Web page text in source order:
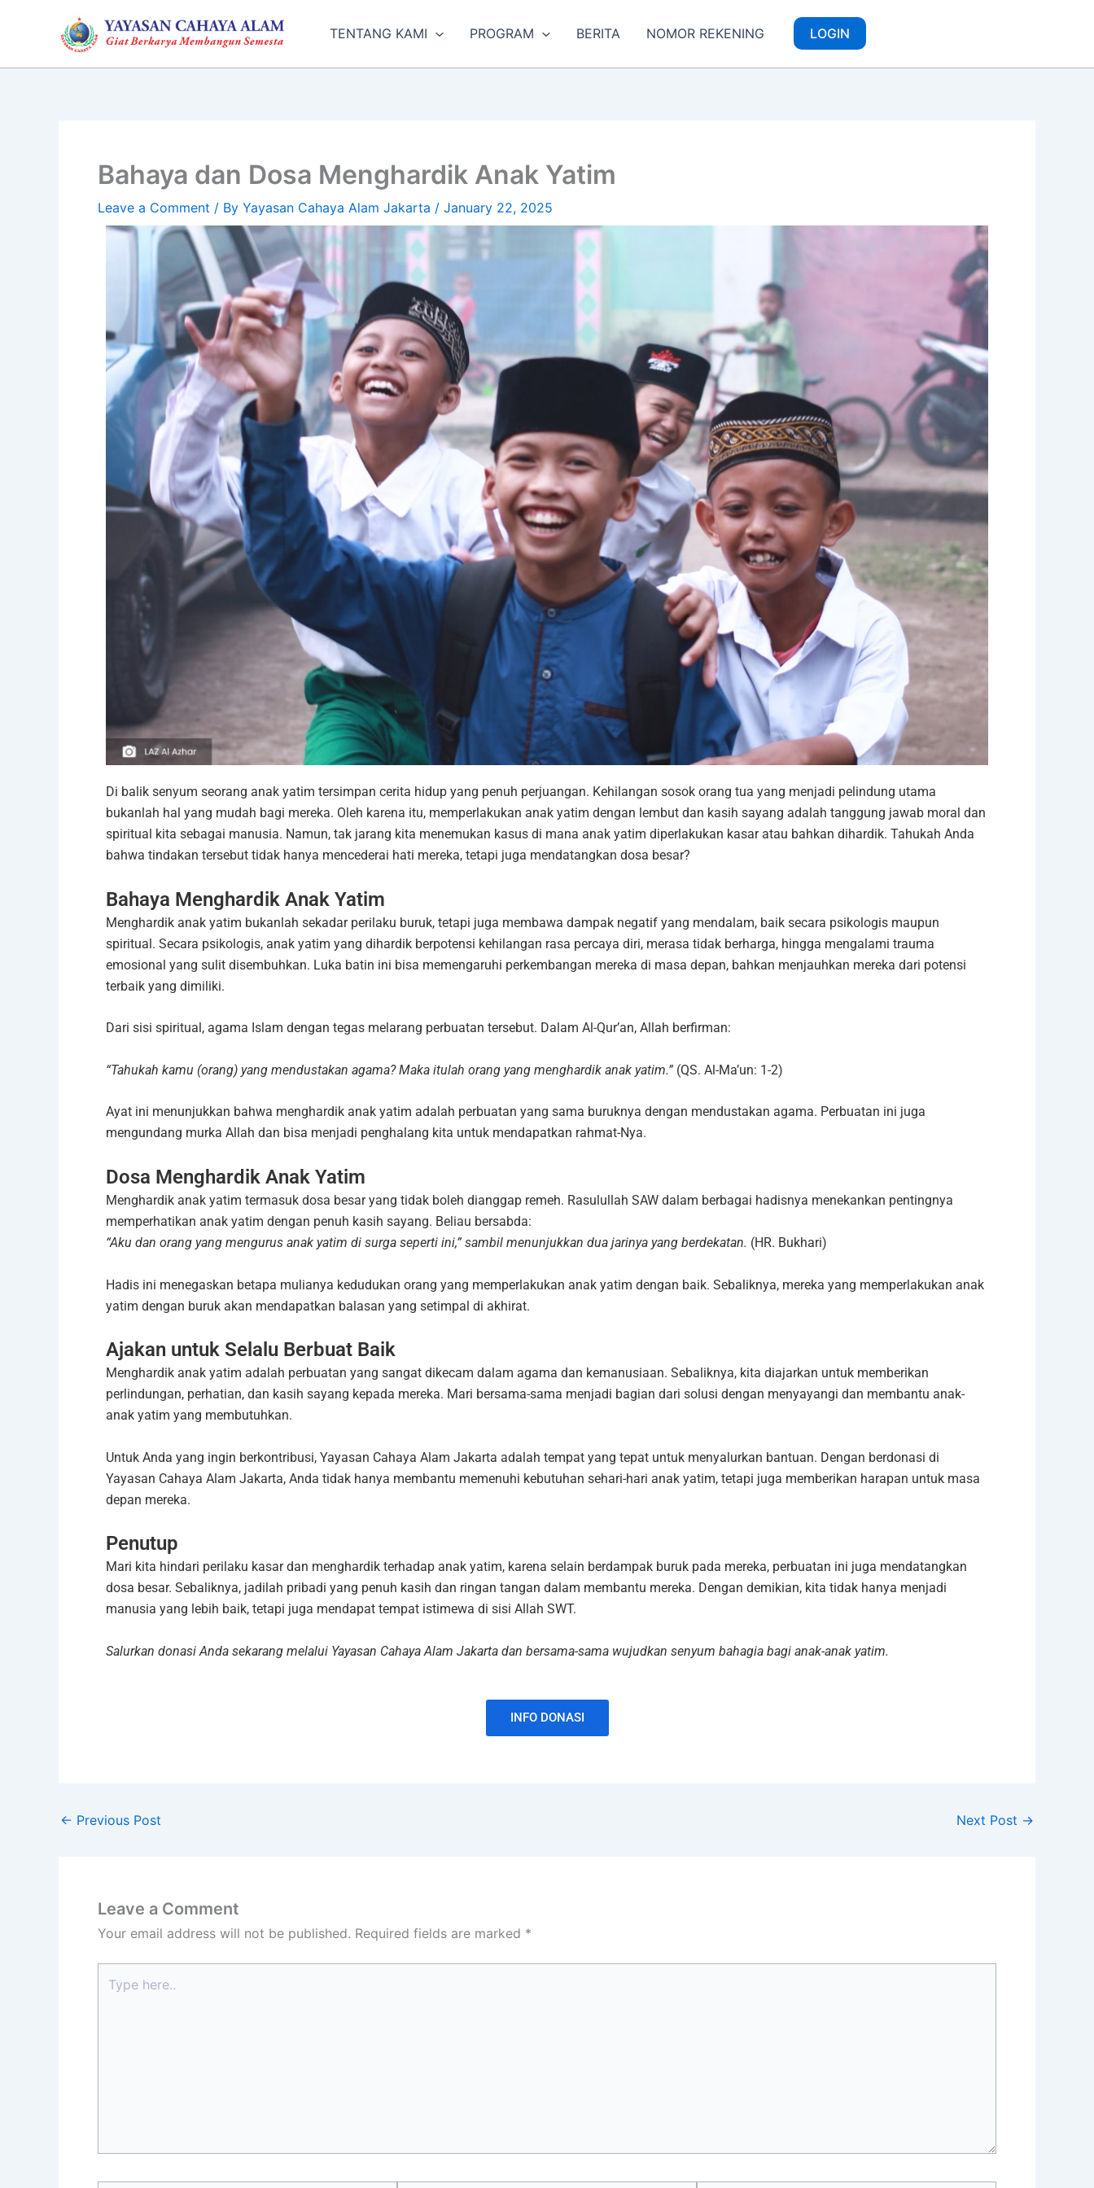
TENTANG KAMI PROGRAM BERITA NOMOR REKENING LOGIN
Bahaya dan Dosa Menghardik Anak Yatim
Leave a Comment / By Yayasan Cahaya Alam Jakarta / January 22, 2025
Di balik senyum seorang anak yatim tersimpan cerita hidup yang penuh perjuangan. Kehilangan sosok orang tua yang menjadi pelindung utama
bukanlah hal yang mudah bagi mereka. Oleh karena itu, memperlakukan anak yatim dengan lembut dan kasih sayang adalah tanggung jawab moral dan
spiritual kita sebagai manusia. Namun, tak jarang kita menemukan kasus di mana anak yatim diperlakukan kasar atau bahkan dihardik. Tahukah Anda
bahwa tindakan tersebut tidak hanya mencederai hati mereka, tetapi juga mendatangkan dosa besar?
Bahaya Menghardik Anak Yatim
Menghardik anak yatim bukanlah sekadar perilaku buruk, tetapi juga membawa dampak negatif yang mendalam, baik secara psikologis maupun
spiritual. Secara psikologis, anak yatim yang dihardik berpotensi kehilangan rasa percaya diri, merasa tidak berharga, hingga mengalami trauma
emosional yang sulit disembuhkan. Luka batin ini bisa memengaruhi perkembangan mereka di masa depan, bahkan menjauhkan mereka dari potensi
terbaik yang dimiliki.
Dari sisi spiritual, agama Islam dengan tegas melarang perbuatan tersebut. Dalam Al-Qur’an, Allah berfirman:
“Tahukah kamu (orang) yang mendustakan agama? Maka itulah orang yang menghardik anak yatim.” (QS. Al-Ma’un: 1-2)
Ayat ini menunjukkan bahwa menghardik anak yatim adalah perbuatan yang sama buruknya dengan mendustakan agama. Perbuatan ini juga
mengundang murka Allah dan bisa menjadi penghalang kita untuk mendapatkan rahmat-Nya.
Dosa Menghardik Anak Yatim
Menghardik anak yatim termasuk dosa besar yang tidak boleh dianggap remeh. Rasulullah SAW dalam berbagai hadisnya menekankan pentingnya
memperhatikan anak yatim dengan penuh kasih sayang. Beliau bersabda:
“Aku dan orang yang mengurus anak yatim di surga seperti ini,” sambil menunjukkan dua jarinya yang berdekatan. (HR. Bukhari)
Hadis ini menegaskan betapa mulianya kedudukan orang yang memperlakukan anak yatim dengan baik. Sebaliknya, mereka yang memperlakukan anak
yatim dengan buruk akan mendapatkan balasan yang setimpal di akhirat.
Ajakan untuk Selalu Berbuat Baik
Menghardik anak yatim adalah perbuatan yang sangat dikecam dalam agama dan kemanusiaan. Sebaliknya, kita diajarkan untuk memberikan
perlindungan, perhatian, dan kasih sayang kepada mereka. Mari bersama-sama menjadi bagian dari solusi dengan menyayangi dan membantu anak-
anak yatim yang membutuhkan.
Untuk Anda yang ingin berkontribusi, Yayasan Cahaya Alam Jakarta adalah tempat yang tepat untuk menyalurkan bantuan. Dengan berdonasi di
Yayasan Cahaya Alam Jakarta, Anda tidak hanya membantu memenuhi kebutuhan sehari-hari anak yatim, tetapi juga memberikan harapan untuk masa
depan mereka.
Penutup
Mari kita hindari perilaku kasar dan menghardik terhadap anak yatim, karena selain berdampak buruk pada mereka, perbuatan ini juga mendatangkan
dosa besar. Sebaliknya, jadilah pribadi yang penuh kasih dan ringan tangan dalam membantu mereka. Dengan demikian, kita tidak hanya menjadi
manusia yang lebih baik, tetapi juga mendapat tempat istimewa di sisi Allah SWT.
Salurkan donasi Anda sekarang melalui Yayasan Cahaya Alam Jakarta dan bersama-sama wujudkan senyum bahagia bagi anak-anak yatim.
INFO DONASI
← Previous Post Next Post →
Leave a Comment
Your email address will not be published. Required fields are marked *
here..